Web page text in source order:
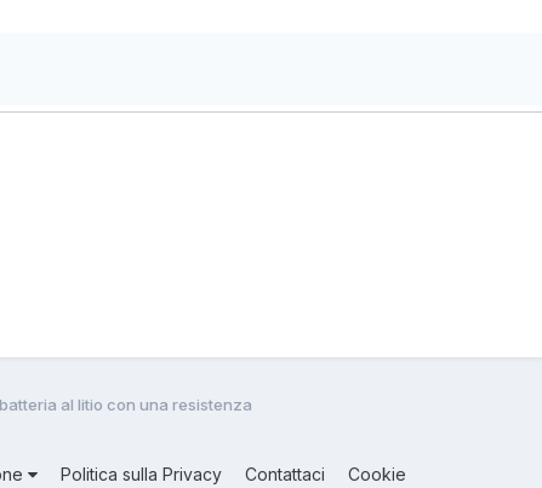
al litio con una resistenza
Politica sulla Privacy Contattaci Cookie